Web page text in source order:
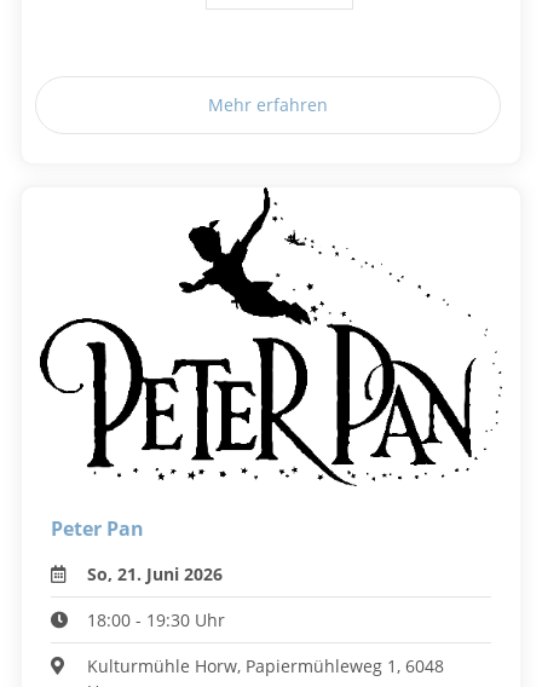
Mehr erfahren
Peter Pan
So, 21. Juni 2026
18:00 - 19:30 Uhr
Kulturmühle Horw, Papiermühleweg 1, 6048